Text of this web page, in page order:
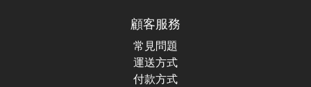
顧客服務
常見問題
運送方式
付款方式